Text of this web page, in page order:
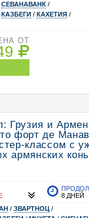
СЕВАНАВАНК/
КАЗБЕГИ/ КАХЕТИЯ/
ОТ
Грузия и
форт де
классом с
армянских
8 ДНЕЙ
/ ЗВАРТНОЦ/